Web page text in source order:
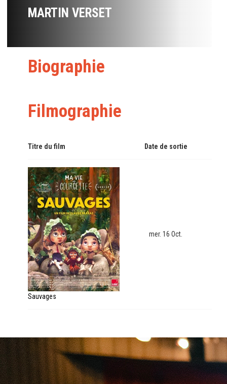
MARTIN VERSET
Biographie
Filmographie
Titre du film Date de sortie
Sauvages
mer. 16 Oct.